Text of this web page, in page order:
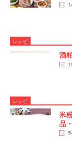
レシピ
酒
レシピ
米
品